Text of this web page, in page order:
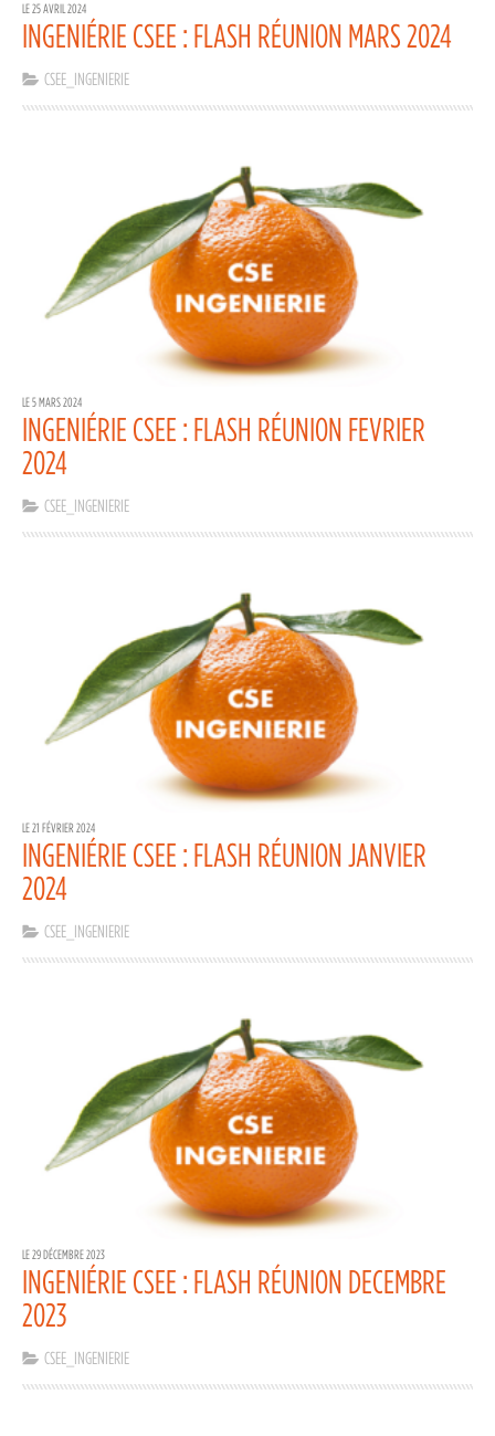
LE 25 AVRIL 2024
INGENIÉRIE CSEE : FLASH RÉUNION MARS 2024
CSEE_INGENIERIE
LE 5 MARS 2024
INGENIÉRIE CSEE : FLASH RÉUNION FEVRIER
2024
CSEE_INGENIERIE
LE 21 FÉVRIER 2024
INGENIÉRIE CSEE : FLASH RÉUNION JANVIER
2024
CSEE_INGENIERIE
LE 29 DÉCEMBRE 2023
INGENIÉRIE CSEE : FLASH RÉUNION DECEMBRE
2023
CSEE_INGENIERIE